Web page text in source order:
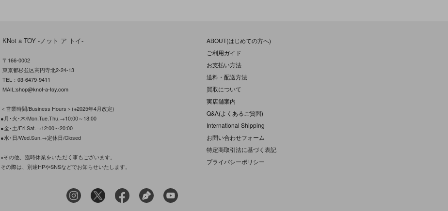
KNot a TOY -ノット ア トイ-
〒166-0002
東京都杉並区高円寺北2-24-13
TEL：03-6479-9411
MAIL:shop@knot-a-toy.com
＜営業時間/Business Hours＞(※2025年4月改定)
●月･火･木/Mon.Tue.Thu.→10:00～18:00
●金･土/Fri.Sat.→12:00～20:00
●水･日/Wed.Sun.→定休日/Closed
※その他、臨時休業をいただく事もございます。
その際は、別途HPやSNSなどでお知らせいたします。
ABOUT(はじめての方へ)
ご利用ガイド
お支払い方法
送料・配送方法
買取について
実店舗案内
Q&A(よくあるご質問)
International Shipping
お問い合わせフォーム
特定商取引法に基づく表記
プライバシーポリシー